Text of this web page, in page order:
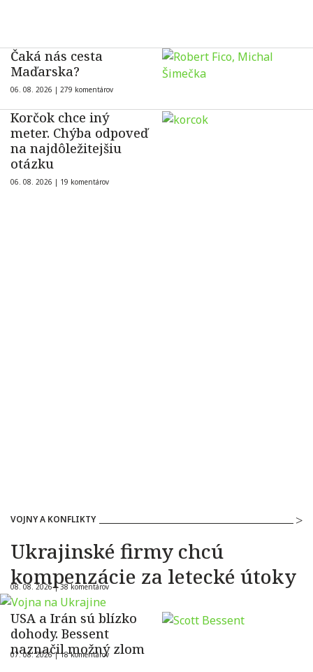
Čaká nás cesta
Maďarska?
06. 08. 2026 | 279 komentárov
Korčok chce iný
meter. Chýba odpoveď
na najdôležitejšiu
otázku
06. 08. 2026 | 19 komentárov
VOJNY A KONFLIKTY
Ukrajinské firmy chcú
kompenzácie za letecké útoky
08. 08. 2026 |38 komentárov
USA a Irán sú blízko
dohody. Bessent
naznačil možný zlom
07. 08. 2026 |18 komentárov